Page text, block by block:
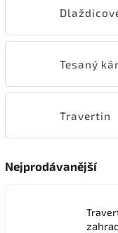
Tesaný
Travertin
Nejprodávanější